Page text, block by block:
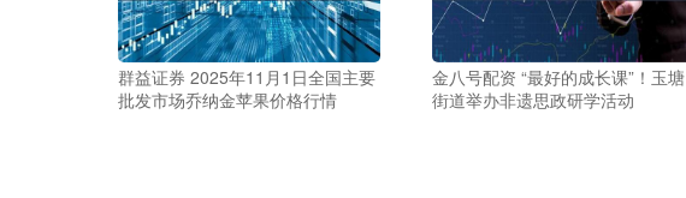
群益证券 2025年11月1日全国主要
批发市场乔纳金苹果价格行情
金八号配资 “最好的成长课”！玉塘
街道举办非遗思政研学活动